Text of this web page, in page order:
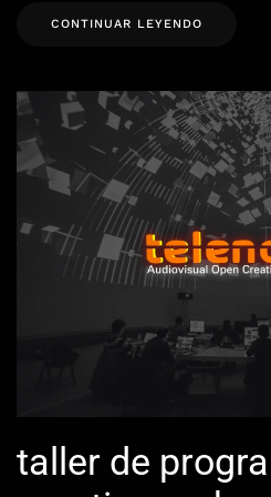
CONTINUAR LEYENDO
taller de